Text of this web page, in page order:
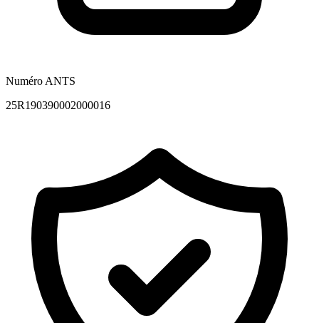
Numéro ANTS
25R190390002000016